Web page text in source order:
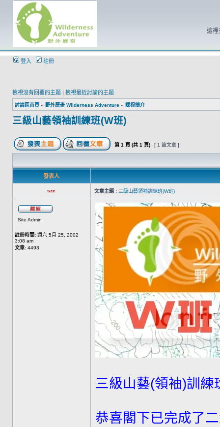
這裡
登入 註冊
檢視沒有回覆的主題 | 檢視最近討論的主題
討論區首頁 » 野外歷奇 Wilderness Adventure » 課程簡介
三級山藝領袖訓練班(W班)
第 1 頁 (共 1 頁) [ 1 篇文章 ]
發表人
sze 文章主題 : 三級山藝領袖訓練班(W班)
Site Admin
註冊時間: 週六 5月 25, 2002
3:08 am
文章: 4493
三級山藝(領袖)訓練
恭喜閣下已完成了